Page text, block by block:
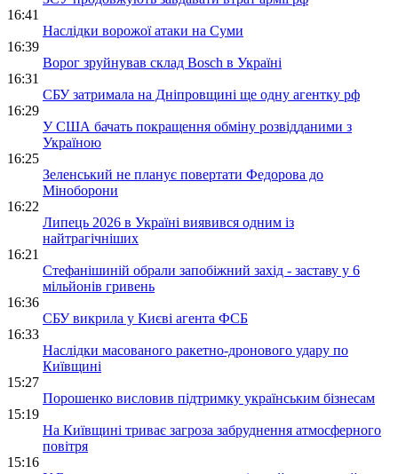
16:41
Наслідки ворожої атаки на Суми
16:39
Ворог зруйнував склад Bosch в Україні
16:31
СБУ затримала на Дніпровщині ще одну агентку рф
16:29
У США бачать покращення обміну розвідданими з
Україною
16:25
Зеленський не планує повертати Федорова до
Міноборони
16:22
Липець 2026 в Україні виявився одним із
найтрагічніших
16:21
Стефанішиній обрали запобіжний захід - заставу у 6
мільйонів гривень
16:36
СБУ викрила у Києві агента ФСБ
16:33
Наслідки масованого ракетно-дронового удару по
Київщині
15:27
Порошенко висловив підтримку українським бізнесам
15:19
На Київщині триває загроза забруднення атмосферного
повітря
15:16